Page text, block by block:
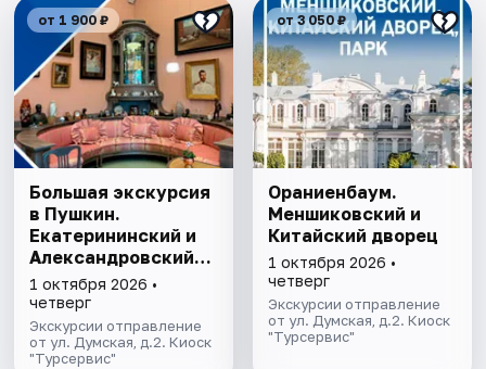
от 1 900 ₽
Большая экскурсия
в Пушкин.
Екатерининский и
Александровский
дворцы
1 октября 2026 •
четверг
Экскурсии отправление
от ул. Думская, д.2. Киоск
"Турсервис"
от 3 050 ₽
Ораниенбаум.
Меншиковский и
Китайский дворец
1 октября 2026 •
четверг
Экскурсии отправление
от ул. Думская, д.2. Киоск
"Турсервис"